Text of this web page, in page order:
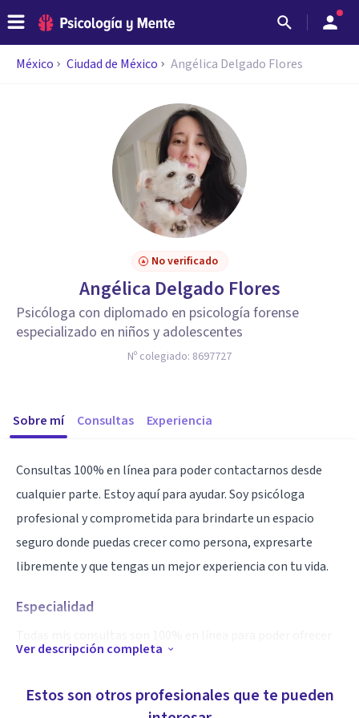
México Ciudad de México Angélica Delgado Flores
No verificado
Angélica Delgado Flores
Psicóloga con diplomado en psicología forense
especializado en niños y adolescentes
Nº colegiado: 8697727
Sobre mí Consultas Experiencia
Consultas 100% en línea para poder contactarnos desde
cualquier parte. Estoy aquí para ayudar. Soy psicóloga
profesional y comprometida para brindarte un espacio
seguro donde puedas crecer como persona, expresarte
libremente y que tengas un mejor experiencia con tu vida.
Especialidad
atención las 24 hrs desde cualquier parte. Me especializo en
confortable el principal problema que te está afectando.
Ver descripción completa
Estos son otros profesionales que te pueden